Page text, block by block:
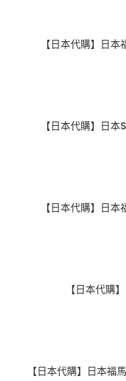
【日本代購】日
【日本代購】日
【日本代購】日
【日本代購
【日本代購】日本福